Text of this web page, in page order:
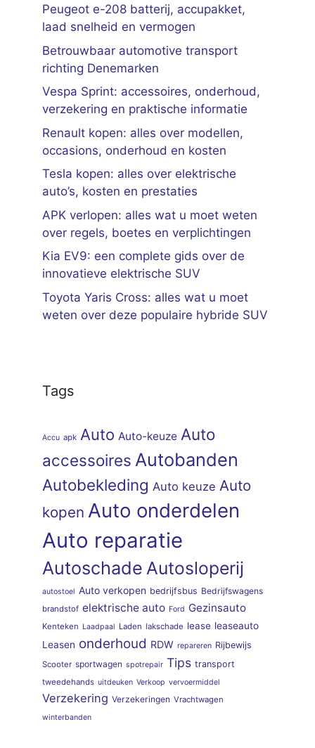
Peugeot e-208 batterij, accupakket,
laad snelheid en vermogen
Betrouwbaar automotive transport
richting Denemarken
Vespa Sprint: accessoires, onderhoud,
verzekering en praktische informatie
Renault kopen: alles over modellen,
occasions, onderhoud en kosten
Tesla kopen: alles over elektrische
auto’s, kosten en prestaties
APK verlopen: alles wat u moet weten
over regels, boetes en verplichtingen
Kia EV9: een complete gids over de
innovatieve elektrische SUV
Toyota Yaris Cross: alles wat u moet
weten over deze populaire hybride SUV
Tags
Accu apk Auto Auto-keuze Auto
accessoires Autobanden
Autobekleding Auto keuze Auto
kopen Auto onderdelen
Auto reparatie
Autoschade Autosloperij
autostoel Auto verkopen bedrijfsbus Bedrijfswagens
brandstof elektrische auto Ford Gezinsauto
Kenteken Laadpaal Laden lakschade lease leaseauto
Leasen onderhoud RDW repareren Rijbewijs
Scooter sportwagen spotrepair Tips transport
tweedehands uitdeuken Verkoop vervoermiddel
Verzekering Verzekeringen Vrachtwagen
winterbanden